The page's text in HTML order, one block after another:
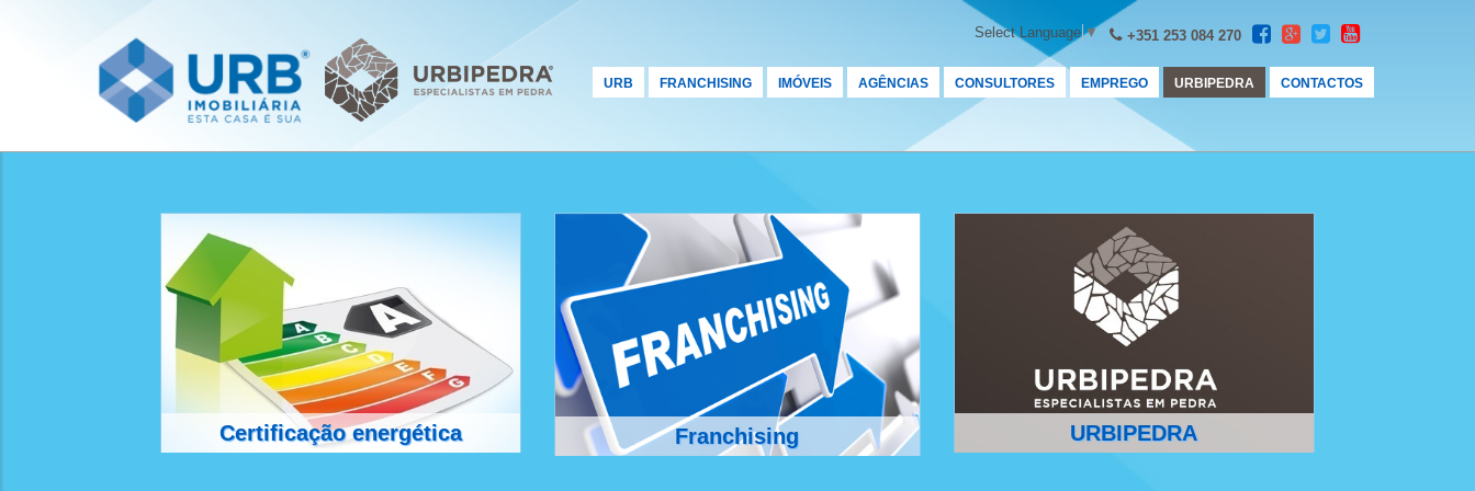
Select Language ▼ +351 253 084 270
URB FRANCHISING IMÓVEIS AGÊNCIAS CONSULTORES EMPREGO URBIPEDRA CONTACTOS
Certificação energética Franchising URBIPEDRA